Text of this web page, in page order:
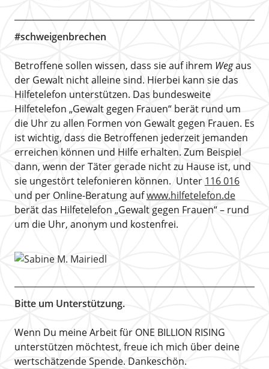
#schweigenbrechen
Betroffene sollen wissen, dass sie auf ihrem Wegaus
der Gewalt nicht alleine sind. Hierbei kann sie das
Hilfetelefon unterstützen. Das bundesweite
Hilfetelefon „Gewalt gegen Frauen“ berät rund um
die Uhr zu allen Formen von Gewalt gegen Frauen. Es
ist wichtig, dass die Betroffenen jederzeit jemanden
erreichen können und Hilfe erhalten. Zum Beispiel
dann, wenn der Täter gerade nicht zu Hause ist, und
sie ungestört telefonieren können. Unter 116 016
und per Online-Beratung aufwww.hilfetelefon.de
berät das Hilfetelefon „Gewalt gegen Frauen“ – rund
um die Uhr, anonym und kostenfrei.
Bitte um Unterstützung.
Wenn Du meine Arbeit für ONE BILLION RISING
unterstützen möchtest, freue ich mich über deine
wertschätzende Spende. Dankeschön.